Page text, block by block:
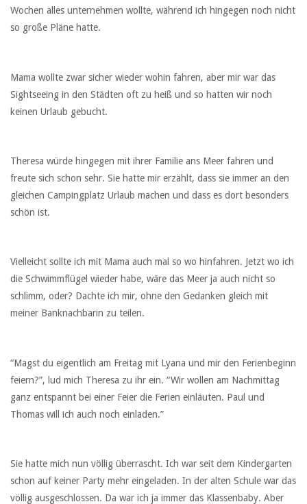
Wochen alles unternehmen wollte, während ich hingegen noch nicht
so große Pläne hatte.
Mama wollte zwar sicher wieder wohin fahren, aber mir war das
Sightseeing in den Städten oft zu heiß und so hatten wir noch
keinen Urlaub gebucht.
Theresa würde hingegen mit ihrer Familie ans Meer fahren und
freute sich schon sehr. Sie hatte mir erzählt, dass sie immer an den
gleichen Campingplatz Urlaub machen und dass es dort besonders
schön ist.
Vielleicht sollte ich mit Mama auch mal so wo hinfahren. Jetzt wo ich
die Schwimmflügel wieder habe, wäre das Meer ja auch nicht so
schlimm, oder? Dachte ich mir, ohne den Gedanken gleich mit
meiner Banknachbarin zu teilen.
“Magst du eigentlich am Freitag mit Lyana und mir den Ferienbeginn
feiern?”, lud mich Theresa zu ihr ein. “Wir wollen am Nachmittag
ganz entspannt bei einer Feier die Ferien einläuten. Paul und
Thomas will ich auch noch einladen.”
Sie hatte mich nun völlig überrascht. Ich war seit dem Kindergarten
schon auf keiner Party mehr eingeladen. In der alten Schule war das
völlig ausgeschlossen. Da war ich ja immer das Klassenbaby. Aber